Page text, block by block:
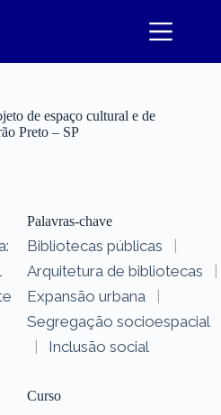
de espaço cultural e de
Preto – SP
Palavras-chave
Bibliotecas públicas
|
Arquitetura de bibliotecas
|
Expansão urbana
|
Segregação socioespacial
|
Inclusão social
Curso